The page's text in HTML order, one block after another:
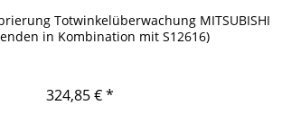
Totwinkelüberwachung MITSUBISHI
in Kombination mit S12616)
324,85 € *